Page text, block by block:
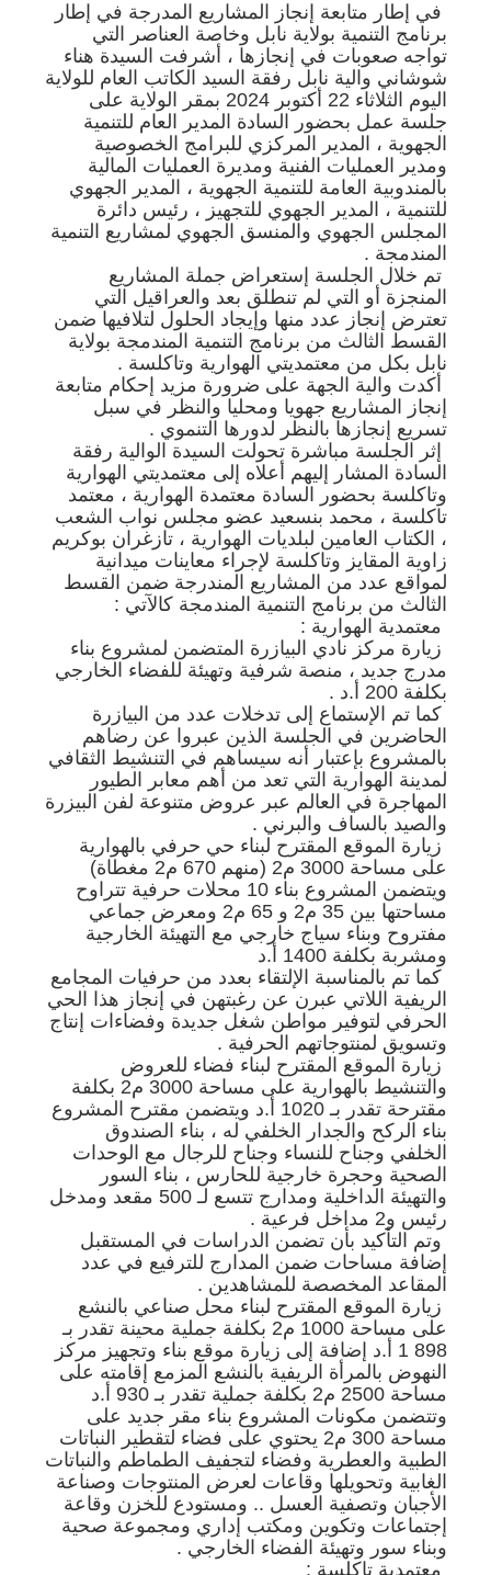
في إطار متابعة إنجاز المشاريع المدرجة في إطار
برنامج التنمية بولاية نابل وخاصة العناصر التي
تواجه صعوبات في إنجازها ، أشرفت السيدة هناء
شوشاني والية نابل رفقة السيد الكاتب العام للولاية
اليوم الثلاثاء 22 أكتوبر 2024 بمقر الولاية على
جلسة عمل بحضور السادة المدير العام للتنمية
الجهوية ، المدير المركزي للبرامج الخصوصية
ومدير العمليات الفنية ومديرة العمليات المالية
بالمندوبية العامة للتنمية الجهوية ، المدير الجهوي
للتنمية ، المدير الجهوي للتجهيز ، رئيس دائرة
المجلس الجهوي والمنسق الجهوي لمشاريع التنمية
المندمجة .
تم خلال الجلسة إستعراض جملة المشاريع
المنجزة أو التي لم تنطلق بعد والعراقيل التي
تعترض إنجاز عدد منها وإيجاد الحلول لتلافيها ضمن
القسط الثالث من برنامج التنمية المندمجة بولاية
نابل بكل من معتمديتي الهوارية وتاكلسة .
أكدت والية الجهة على ضرورة مزيد إحكام متابعة
إنجاز المشاريع جهويا ومحليا والنظر في سبل
تسريع إنجازها بالنظر لدورها التنموي .
إثر الجلسة مباشرة تحولت السيدة الوالية رفقة
السادة المشار إليهم أعلاه إلى معتمديتي الهوارية
وتاكلسة بحضور السادة معتمدة الهوارية ، معتمد
تاكلسة ، محمد بنسعيد عضو مجلس نواب الشعب
، الكتاب العامين لبلديات الهوارية ، تازغران بوكريم
زاوية المقايز وتاكلسة لإجراء معاينات ميدانية
لمواقع عدد من المشاريع المندرجة ضمن القسط
الثالث من برنامج التنمية المندمجة كالآتي :
معتمدية الهوارية :
زيارة مركز نادي البيازرة المتضمن لمشروع بناء
مدرج جديد ، منصة شرفية وتهيئة للفضاء الخارجي
بكلفة 200 أ.د .
كما تم الإستماع إلى تدخلات عدد من البيازرة
الحاضرين في الجلسة الذين عبروا عن رضاهم
بالمشروع بإعتبار أنه سيساهم في التنشيط الثقافي
لمدينة الهوارية التي تعد من أهم معابر الطيور
المهاجرة في العالم عبر عروض متنوعة لفن البيزرة
والصيد بالساف والبرني .
زيارة الموقع المقترح لبناء حي حرفي بالهوارية
على مساحة 3000 م2 (منهم 670 م2 مغطاة)
ويتضمن المشروع بناء 10 محلات حرفية تتراوح
مساحتها بين 35 م2 و 65 م2 ومعرض جماعي
مفتروح وبناء سياج خارجي مع التهيئة الخارجية
ومشربة بكلفة 1400 أ.د
كما تم بالمناسبة الإلتقاء بعدد من حرفيات المجامع
الريفية اللاتي عبرن عن رغبتهن في إنجاز هذا الحي
الحرفي لتوفير مواطن شغل جديدة وفضاءات إنتاج
وتسويق لمنتوجاتهم الحرفية .
زيارة الموقع المقترح لبناء فضاء للعروض
والتنشيط بالهوارية على مساحة 3000 م2 بكلفة
مقترحة تقدر بـ 1020 أ.د ويتضمن مقترح المشروع
بناء الركح والجدار الخلفي له ، بناء الصندوق
الخلفي وجناح للنساء وجناح للرجال مع الوحدات
الصحية وحجرة خارجية للحارس ، بناء السور
والتهيئة الداخلية ومدارج تتسع لـ 500 مقعد ومدخل
رئيس و2 مداخل فرعية .
وتم التأكيد بأن تضمن الدراسات في المستقبل
إضافة مساحات ضمن المدارج للترفيع في عدد
المقاعد المخصصة للمشاهدين .
زيارة الموقع المقترح لبناء محل صناعي بالنشع
على مساحة 1000 م2 بكلفة جملية محينة تقدر بـ
898 1 أ.د إضافة إلى زيارة موقع بناء وتجهيز مركز
النهوض بالمرأة الريفية بالنشع المزمع إقامته على
مساحة 2500 م2 بكلفة جملية تقدر بـ 930 أ.د
وتتضمن مكونات المشروع بناء مقر جديد على
مساحة 300 م2 يحتوي على فضاء لتقطير النباتات
الطبية والعطرية وفضاء لتجفيف الطماطم والنباتات
الغابية وتحويلها وقاعات لعرض المنتوجات وصناعة
الأجبان وتصفية العسل .. ومستودع للخزن وقاعة
إجتماعات وتكوين ومكتب إداري ومجموعة صحية
وبناء سور وتهيئة الفضاء الخارجي .
معتمدية تاكلسة :